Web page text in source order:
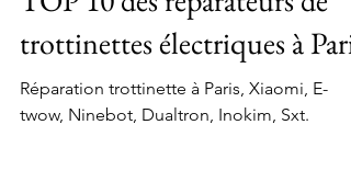
L'équipe de Trouver un reparateur
8 avr. 2022
18 min de lecture
TOP 10 des réparateurs de